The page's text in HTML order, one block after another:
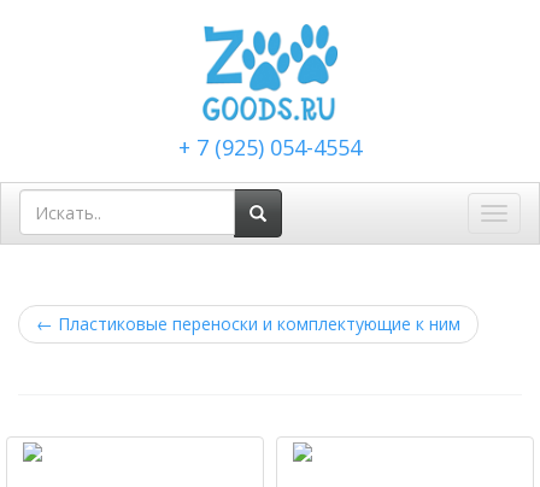
+ 7 (925) 054-4554
← Пластиковые переноски и комплектующие к ним